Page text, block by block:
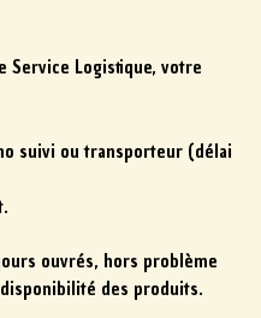
Service Logistique, votre
suivi ou transporteur (délai
ouvrés, hors problème
des produits.